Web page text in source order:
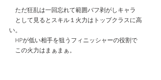
ただ狂乱は一回忘れて範囲バフ剥がしキャラ
として見るとスキル１火力はトップクラスに高
い。
HPが低い相手を狙うフィニッシャーの役割で
この火力はまぁまぁ。